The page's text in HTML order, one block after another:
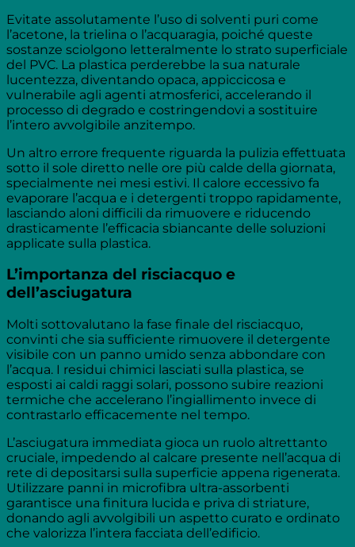
Evitate assolutamente l’uso di solventi puri come
l’acetone, la trielina o l’acquaragia, poiché queste
sostanze sciolgono letteralmente lo strato superficiale
del PVC. La plastica perderebbe la sua naturale
lucentezza, diventando opaca, appiccicosa e
vulnerabile agli agenti atmosferici, accelerando il
processo di degrado e costringendovi a sostituire
l’intero avvolgibile anzitempo.
Un altro errore frequente riguarda la pulizia effettuata
sotto il sole diretto nelle ore più calde della giornata,
specialmente nei mesi estivi. Il calore eccessivo fa
evaporare l’acqua e i detergenti troppo rapidamente,
lasciando aloni difficili da rimuovere e riducendo
drasticamente l’efficacia sbiancante delle soluzioni
applicate sulla plastica.
L’importanza del risciacquo e
dell’asciugatura
Molti sottovalutano la fase finale del risciacquo,
convinti che sia sufficiente rimuovere il detergente
visibile con un panno umido senza abbondare con
l’acqua. I residui chimici lasciati sulla plastica, se
esposti ai caldi raggi solari, possono subire reazioni
termiche che accelerano l’ingiallimento invece di
contrastarlo efficacemente nel tempo.
L’asciugatura immediata gioca un ruolo altrettanto
cruciale, impedendo al calcare presente nell’acqua di
rete di depositarsi sulla superficie appena rigenerata.
Utilizzare panni in microfibra ultra-assorbenti
garantisce una finitura lucida e priva di striature,
donando agli avvolgibili un aspetto curato e ordinato
che valorizza l’intera facciata dell’edificio.